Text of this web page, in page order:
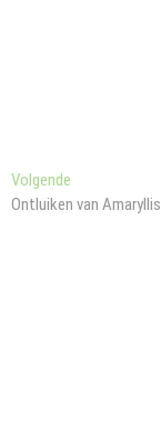
Volgende
bericht:
Ontluiken van Amaryllis